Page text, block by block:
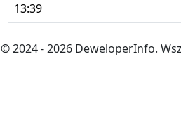
13:39
© 2024- 2026 DeweloperInfo.